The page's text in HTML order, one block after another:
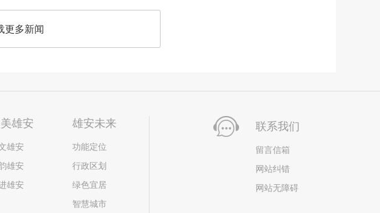
更多新闻
雄安
雄安
雄安
雄安
雄安未来
功能定位
行政区划
绿色宜居
智慧城市
联系我们
留言信箱
网站纠错
网站无障碍